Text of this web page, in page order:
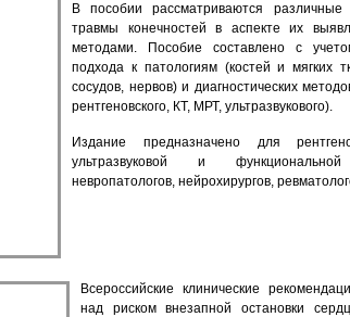
В пособии рассматриваются различные
травмы конечностей в аспекте их
методами. Пособие составлено с
подхода к патологиям (костей и мягких
сосудов, нервов) и диагностических
рентгеновского, КТ, МРТ, ультразвукового).
Издание предназначено для
ультразвуковой и функциональной
невропатологов, нейрохирургов,
Всероссийские клинические
над риском внезапной остановки